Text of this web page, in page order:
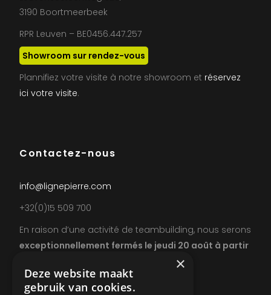
3190 Boortmeerbeek
RPR Leuven – BE0456.447.257
Showroom sur rendez-vous
Plannifiez votre visite à notre showroom et réservez
ici votre visite.
Contactez-nous
info@lignepierre.com
+32(0)15 509 700
En raison d’une activité de teambuilding, nous serons
exceptionnellement fermés le jeudi 20 août à partir
×
Deze website maakt
gebruik van cookies.